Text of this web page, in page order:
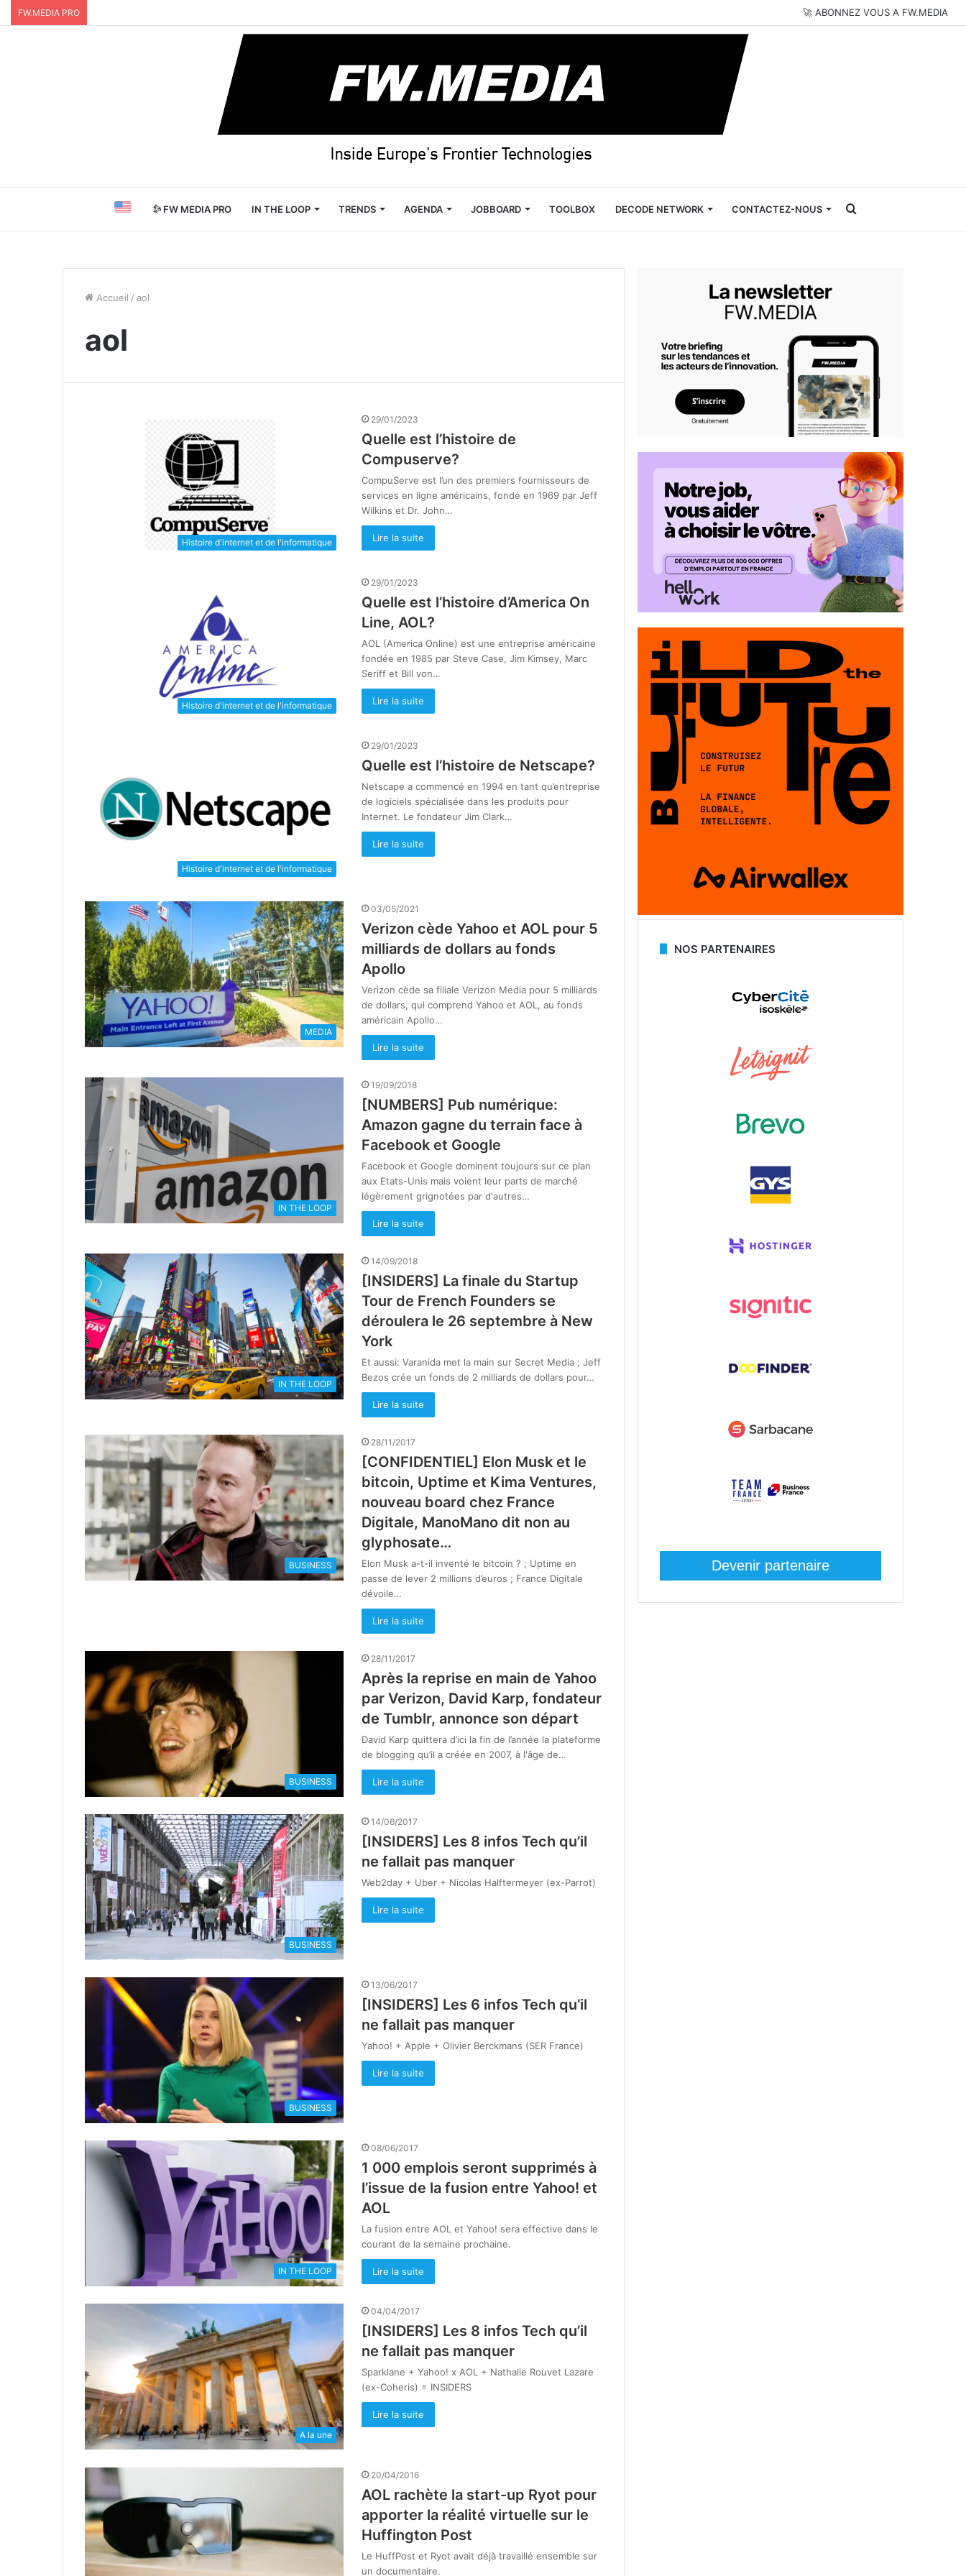
FW.MEDIA PRO 🚀 ABONNEZ VOUS A FW.MEDIA
FW MEDIA PRO IN THE LOOP TRENDS AGENDA JOBBOARD TOOLBOX DECODE NETWORK CONTACTEZ-NOUS Rechercher
Accueil / aol
aol
Histoire d'internet et de l'informatique
29/01/2023
Quelle est l’histoire de
Compuserve?
CompuServe est l’un des premiers fournisseurs de
services en ligne américains, fondé en 1969 par Jeff
Wilkins et Dr. John…
Lire la suite
Histoire d'internet et de l'informatique
29/01/2023
Quelle est l’histoire d’America On
Line, AOL?
AOL (America Online) est une entreprise américaine
fondée en 1985 par Steve Case, Jim Kimsey, Marc
Seriff et Bill von…
Lire la suite
Histoire d'internet et de l'informatique
29/01/2023
Quelle est l’histoire de Netscape?
Netscape a commencé en 1994 en tant qu’entreprise
de logiciels spécialisée dans les produits pour
Internet. Le fondateur Jim Clark…
Lire la suite
MEDIA
03/05/2021
Verizon cède Yahoo et AOL pour 5
milliards de dollars au fonds
Apollo
Verizon cède sa filiale Verizon Media pour 5 milliards
de dollars, qui comprend Yahoo et AOL, au fonds
américain Apollo…
Lire la suite
IN THE LOOP
19/09/2018
[NUMBERS] Pub numérique:
Amazon gagne du terrain face à
Facebook et Google
Facebook et Google dominent toujours sur ce plan
aux Etats-Unis mais voient leur parts de marché
légèrement grignotées par d'autres…
Lire la suite
IN THE LOOP
14/09/2018
[INSIDERS] La finale du Startup
Tour de French Founders se
déroulera le 26 septembre à New
York
Et aussi: Varanida met la main sur Secret Media ; Jeff
Bezos crée un fonds de 2 milliards de dollars pour…
Lire la suite
BUSINESS
28/11/2017
[CONFIDENTIEL] Elon Musk et le
bitcoin, Uptime et Kima Ventures,
nouveau board chez France
Digitale, ManoMano dit non au
glyphosate…
Elon Musk a-t-il inventé le bitcoin ? ; Uptime en
passe de lever 2 millions d’euros ; France Digitale
dévoile…
Lire la suite
BUSINESS
28/11/2017
Après la reprise en main de Yahoo
par Verizon, David Karp, fondateur
de Tumblr, annonce son départ
David Karp quittera d’ici la fin de l’année la plateforme
de blogging qu’il a créée en 2007, à l'âge de…
Lire la suite
BUSINESS
14/06/2017
[INSIDERS] Les 8 infos Tech qu’il
ne fallait pas manquer
Web2day + Uber + Nicolas Halftermeyer (ex-Parrot)
Lire la suite
BUSINESS
13/06/2017
[INSIDERS] Les 6 infos Tech qu’il
ne fallait pas manquer
Yahoo! + Apple + Olivier Berckmans (SER France)
Lire la suite
IN THE LOOP
08/06/2017
1 000 emplois seront supprimés à
l’issue de la fusion entre Yahoo! et
AOL
La fusion entre AOL et Yahoo! sera effective dans le
courant de la semaine prochaine.
Lire la suite
A la une
04/04/2017
[INSIDERS] Les 8 infos Tech qu’il
ne fallait pas manquer
Sparklane + Yahoo! x AOL + Nathalie Rouvet Lazare
(ex-Coheris) = INSIDERS
Lire la suite
20/04/2016
AOL rachète la start-up Ryot pour
apporter la réalité virtuelle sur le
Huffington Post
Le HuffPost et Ryot avait déjà travaillé ensemble sur
un documentaire.
NOS PARTENAIRES
Devenir partenaire